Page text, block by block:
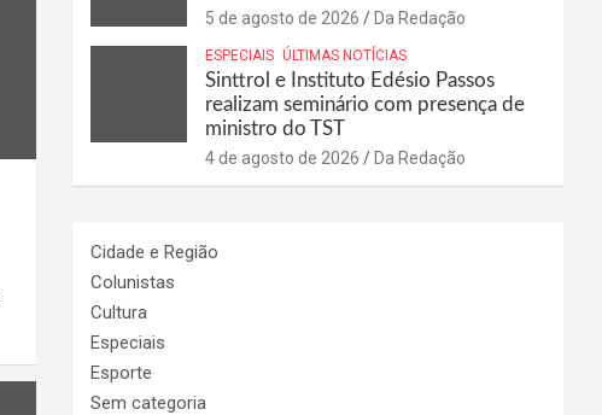
5 de agosto de 2026 Da Redação
ESPECIAIS ÚLTIMAS NOTÍCIAS
Sinttrol e Instituto Edésio Passos
realizam seminário com presença de
ministro do TST
4 de agosto de 2026 Da Redação
Cidade e Região
Colunistas
Cultura
Especiais
Esporte
Sem categoria